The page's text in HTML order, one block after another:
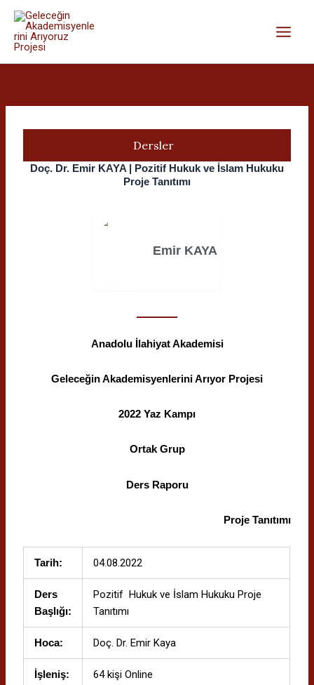
İçeriğe
atla
Dersler
Doç. Dr. Emir KAYA | Pozitif Hukuk ve İslam Hukuku
Proje Tanıtımı
Emir KAYA
Anadolu İlahiyat Akademisi
Geleceğin Akademisyenlerini Arıyor Projesi
2022 Yaz Kampı
Ortak Grup
Ders Raporu
Proje Tanıtımı
Tarih: 04.08.2022
Ders
Başlığı:
Pozitif Hukuk ve İslam Hukuku Proje
Tanıtımı
Hoca: Doç. Dr. Emir Kaya
İşleniş: 64 kişi Online